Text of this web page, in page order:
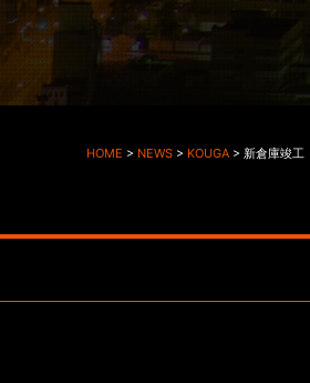
HOME > NEWS > KOUGA > 新倉庫竣工